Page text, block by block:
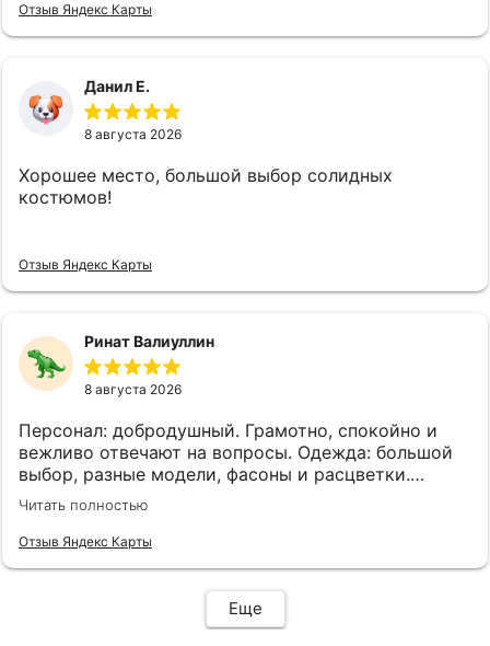
посещал!
Отзыв Яндекс Карты
Данил Е.
8 августа 2026
Хорошее место, большой выбор солидных
костюмов!
Отзыв Яндекс Карты
Ринат Валиуллин
8 августа 2026
Персонал: добродушный. Грамотно, спокойно и
вежливо отвечают на вопросы. Одежда: большой
выбор, разные модели, фасоны и расцветки.
Товары качественные. Помещение большое, есть
несколько удобных примерочных, для
сопровождающих есть кресла.
Читать полностью
Отзыв Яндекс Карты
Еще